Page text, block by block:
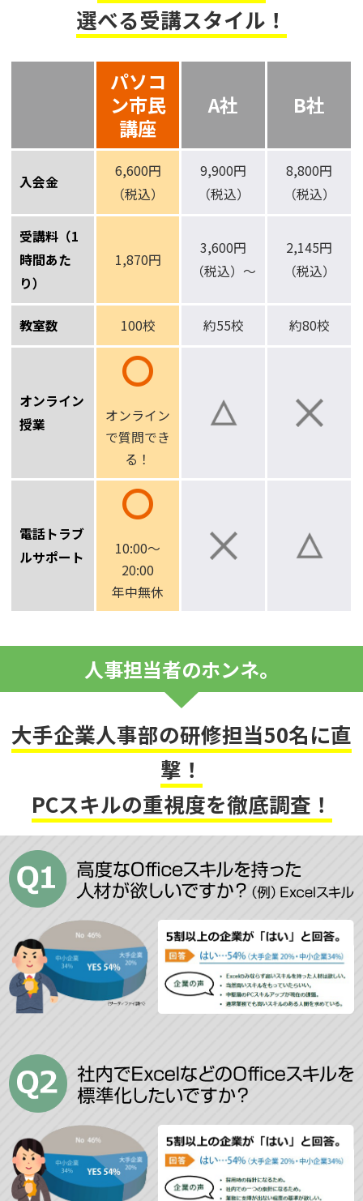
選べる受講スタイル！
パソコ
ン市民
講座
A社 B社
入会金
6,600円
（税込）
9,900円
（税込）
8,800円
（税込）
受講料（1
時間あた
り）
1,870円
3,600円
（税込）～
2,145円
（税込）
教室数 100校 約55校 約80校
オンライン
授業
オンライン
で質問でき
る！
電話トラブ
ルサポート
10:00～
20:00
年中無休
人事担当者のホンネ。
大手企業人事部の研修担当50名に直
撃！
PCスキルの重視度を徹底調査！